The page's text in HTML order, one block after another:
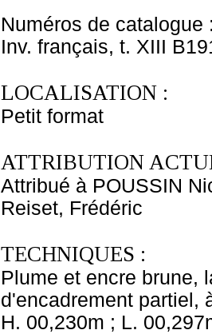
Numéros de catalogue
Inv. français, t. XIII
LOCALISATION :
Petit format
ATTRIBUTION
Attribué à POUSSIN
Reiset, Frédéric
TECHNIQUES :
Plume et encre brune,
d'encadrement partiel,
H. 00,230m ; L.